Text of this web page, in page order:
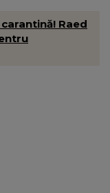
Raed